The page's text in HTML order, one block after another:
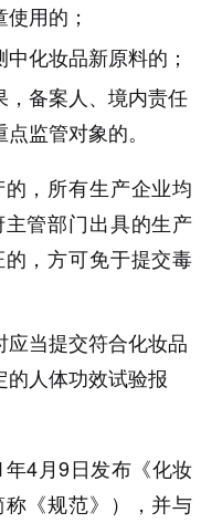
用的；
化妆品新原料的；
备案人、境内责任
监管对象的。
，所有生产企业均
管部门出具的生产
，方可免于提交毒
当提交符合化妆品
人体功效试验报
4月9日发布《化妆
《规范》），并与